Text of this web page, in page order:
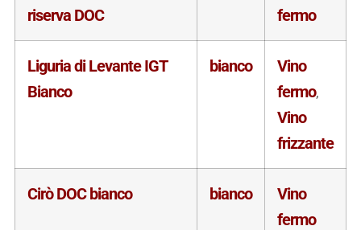
riserva DOC
fermo
Liguria di Levante IGT
Bianco
bianco
Vino
fermo,
Vino
frizzante
Cirò DOC bianco bianco
Vino
fermo